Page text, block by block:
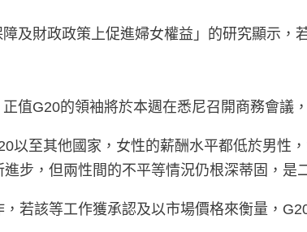
障及財政政策上促進婦女權益」的研究顯示
值G20的領袖將於本週在悉尼召開商務會議
以至其他國家，女性的薪酬水平都低於男性
步，但兩性間的不平等情況仍根深蒂固，是
若該等工作獲承認及以市場價格來衡量，